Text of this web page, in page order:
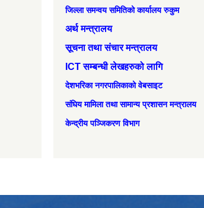
जिल्ला समन्वय समितिको कार्यालय रुकुम
अर्थ मन्त्रालय
सूचना तथा संचार मन्त्रालय
ICT सम्बन्धी लेखहरुको लागि
देशभरिका नगरपालिकाको वेबसाइट
संघिय मामिला तथा सामान्‍य प्रशासन मन्त्रालय
केन्द्रीय पञ्जिकरण विभाग